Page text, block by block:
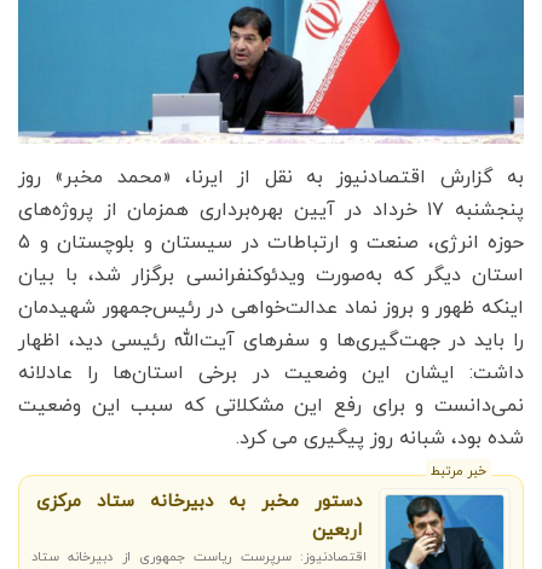
به گزارش اقتصادنیوز به نقل از ایرنا، «محمد مخبر» روز
پنجشنبه ۱۷ خرداد در آیین بهره‌برداری همزمان از پروژه‌های
حوزه انرژی، صنعت و ارتباطات در سیستان و بلوچستان و ۵
استان دیگر که به‌صورت ویدئوکنفرانسی برگزار شد، با بیان
اینکه ظهور و بروز نماد عدالت‌خواهی در رئیس‌جمهور شهیدمان
را باید در جهت‌گیری‌ها و سفرهای آیت‌الله رئیسی دید، اظهار
داشت: ایشان این وضعیت در برخی استان‌ها را عادلانه
نمی‌دانست و برای رفع این مشکلاتی که سبب این وضعیت
شده بود، شبانه روز پیگیری می کرد.
خبر مرتبط
دستور مخبر به دبیرخانه ستاد مرکزی
اربعین
اقتصادنیوز: سرپرست ریاست جمهوری از دبیرخانه ستاد